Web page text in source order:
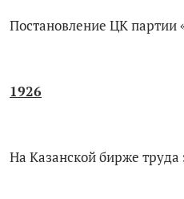
Постановление ЦК партии
1926
На Казанской бирже труда